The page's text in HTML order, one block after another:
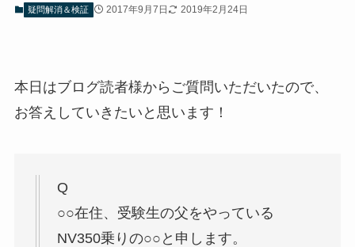
疑問解消＆検証 2017年9月7日 2019年2月24日
本日はブログ読者様からご質問いただいたので、
お答えしていきたいと思います！
Q
○○在住、受験生の父をやっている
NV350乗りの○○と申します。